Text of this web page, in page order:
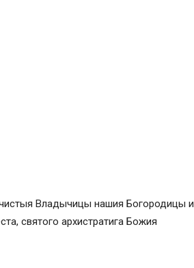
и приснодевы
и Предтечи
Радонежских,
Богоотец Иоакима и
чародейства и лукавых
светом Твоего
на сон грядущий, и
Владычицы нашия Богородицы и
святого архистратига Божия